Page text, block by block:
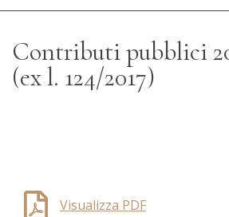
Contributi pubblici
(ex l. 124/2017)
Visualizza PDF